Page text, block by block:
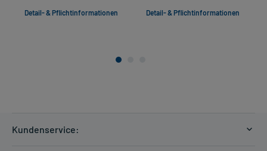
Detail- & Pflichtinformationen Detail- & Pflichtinformationen
Kundenservice: